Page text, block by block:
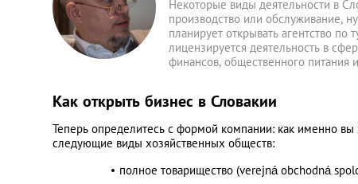
Некоторые виды деятельности в
производство или обслуживание,
планирует открывать агентство
лицензируется деятельность в
финансов, общественного
Как открыть бизнес в Словакии
Теперь определитесь с формой компании: как именно вы
следующие виды хозяйственных обществ:
полное товарищество (verejná obchodná